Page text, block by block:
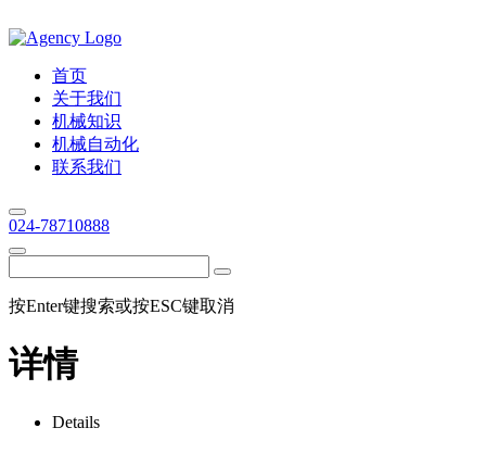
首页
关于我们
机械知识
机械自动化
联系我们
024-78710888
按Enter键搜索或按ESC键取消
详情
Details